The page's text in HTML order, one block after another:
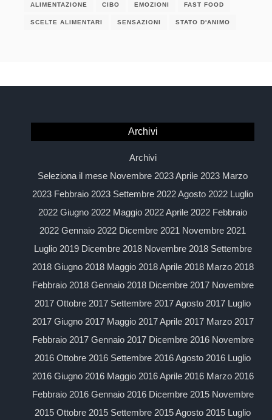
ALIMENTAZIONE CIBO EMOZIONI FAST FOOD
SCELTE ALIMENTARI SENSAZIONI STATO D'ANIMO
Archivi
Archivi
Seleziona il mese Novembre 2023 Aprile 2023 Marzo
2023 Febbraio 2023 Settembre 2022 Agosto 2022 Luglio
2022 Giugno 2022 Maggio 2022 Aprile 2022 Febbraio
2022 Gennaio 2022 Dicembre 2021 Novembre 2021
Luglio 2019 Dicembre 2018 Novembre 2018 Settembre
2018 Giugno 2018 Maggio 2018 Aprile 2018 Marzo 2018
Febbraio 2018 Gennaio 2018 Dicembre 2017 Novembre
2017 Ottobre 2017 Settembre 2017 Agosto 2017 Luglio
2017 Giugno 2017 Maggio 2017 Aprile 2017 Marzo 2017
Febbraio 2017 Gennaio 2017 Dicembre 2016 Novembre
2016 Ottobre 2016 Settembre 2016 Agosto 2016 Luglio
2016 Giugno 2016 Maggio 2016 Aprile 2016 Marzo 2016
Febbraio 2016 Gennaio 2016 Dicembre 2015 Novembre
2015 Ottobre 2015 Settembre 2015 Agosto 2015 Luglio